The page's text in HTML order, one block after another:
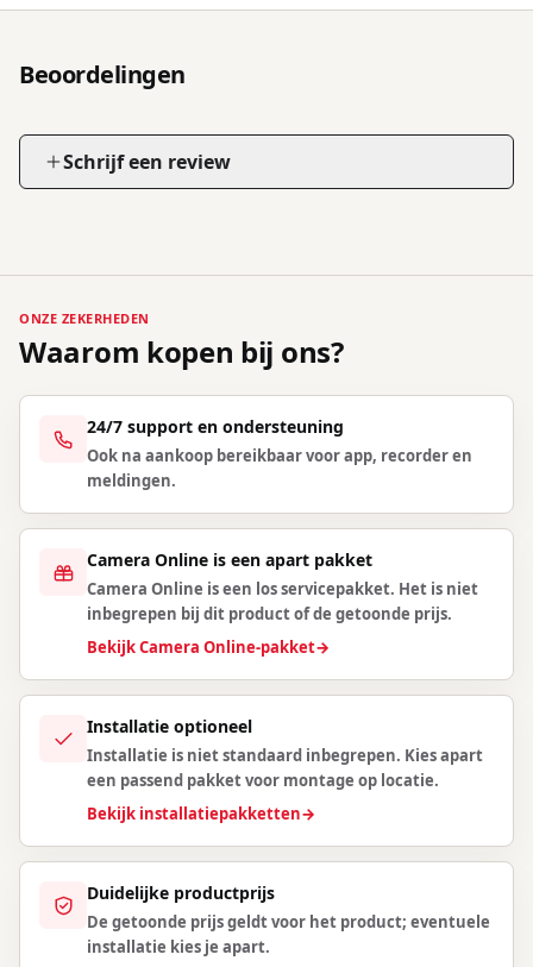
Beoordelingen
Schrijf een review
ONZE ZEKERHEDEN
Waarom kopen bij ons?
24/7 support en ondersteuning
Ook na aankoop bereikbaar voor app, recorder en
meldingen.
Camera Online is een apart pakket
Camera Online is een los servicepakket. Het is niet
inbegrepen bij dit product of de getoonde prijs.
Bekijk Camera Online-pakket→
Installatie optioneel
Installatie is niet standaard inbegrepen. Kies apart
een passend pakket voor montage op locatie.
Bekijk installatiepakketten→
Duidelijke productprijs
De getoonde prijs geldt voor het product; eventuele
installatie kies je apart.